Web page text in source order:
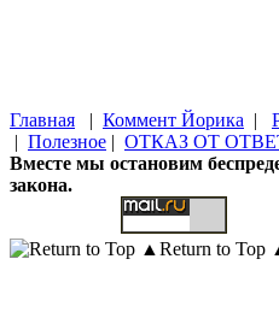
Главная | Коммент Йорика |
| Полезное | ОТКАЗ ОТ
Вместе мы остановим
закона.
Return to Top